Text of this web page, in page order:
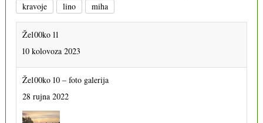
kravoje
lino miha
Že100ko 11
10 kolovoza 2023
Že100ko 10 – foto galerija
28 rujna 2022